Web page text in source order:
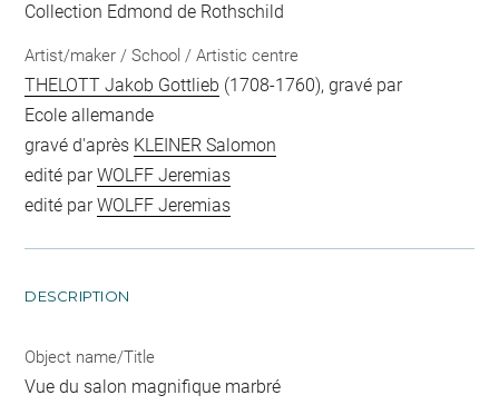
Collection Edmond de Rothschild
Artist/maker / School / Artistic centre
THELOTT Jakob Gottlieb (1708-1760), gravé par
Ecole allemande
gravé d'après KLEINER Salomon
edité parWOLFF Jeremias
edité parWOLFF Jeremias
DESCRIPTION
Object name/Title
Vue du salon magnifique marbré